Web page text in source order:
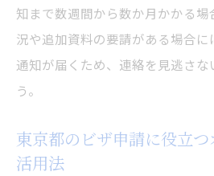
知まで数週間から数か月かかる場
況や追加資料の要請がある場合に
通知が届くため、連絡を見逃さな
う。
東京都のビザ申請に役立
活用法